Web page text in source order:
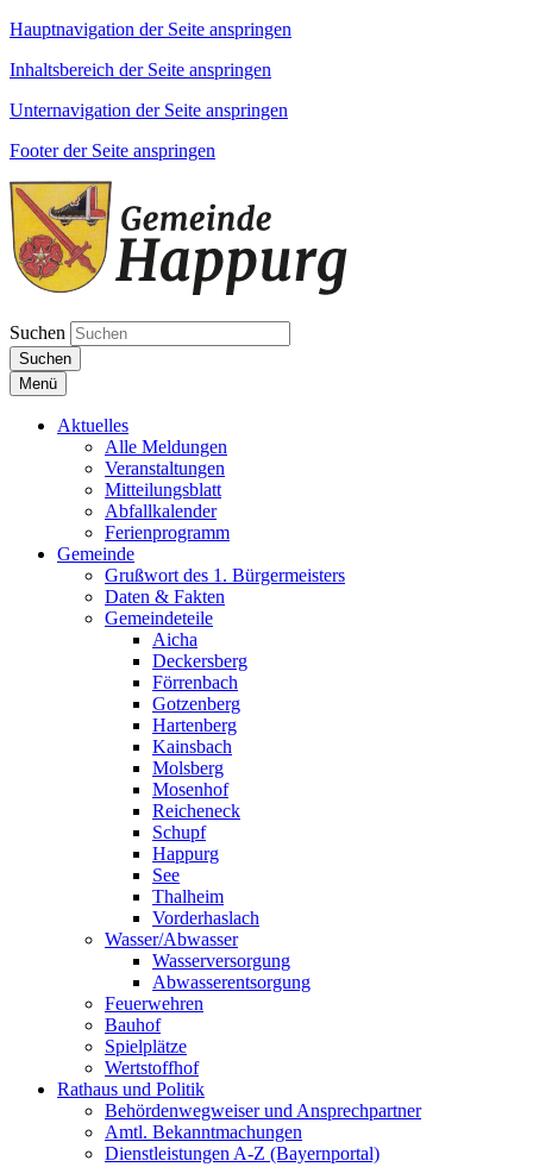
Hauptnavigation der Seite anspringen
Inhaltsbereich der Seite anspringen
Unternavigation der Seite anspringen
Footer der Seite anspringen
Suchen
Suchen
Menü
Aktuelles
Alle Meldungen
Veranstaltungen
Mitteilungsblatt
Abfallkalender
Ferienprogramm
Gemeinde
Grußwort des 1. Bürgermeisters
Daten & Fakten
Gemeindeteile
Aicha
Deckersberg
Förrenbach
Gotzenberg
Hartenberg
Kainsbach
Molsberg
Mosenhof
Reicheneck
Schupf
Happurg
See
Thalheim
Vorderhaslach
Wasser/Abwasser
Wasserversorgung
Abwasserentsorgung
Feuerwehren
Bauhof
Spielplätze
Wertstoffhof
Rathaus und Politik
Behördenwegweiser und Ansprechpartner
Amtl. Bekanntmachungen
Dienstleistungen A-Z (Bayernportal)